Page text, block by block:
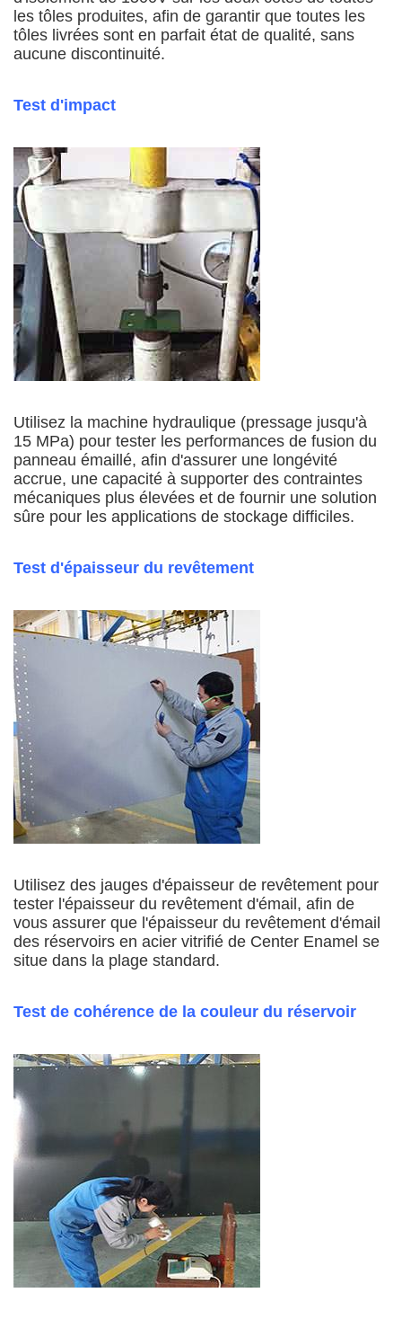
les tôles produites, afin de garantir que toutes les
tôles livrées sont en parfait état de qualité, sans
aucune discontinuité.
Test d'impact
Utilisez la machine hydraulique (pressage jusqu'à
15 MPa) pour tester les performances de fusion du
panneau émaillé, afin d'assurer une longévité
accrue, une capacité à supporter des contraintes
mécaniques plus élevées et de fournir une solution
sûre pour les applications de stockage difficiles.
Test d'épaisseur du revêtement
Utilisez des jauges d'épaisseur de revêtement pour
tester l'épaisseur du revêtement d'émail, afin de
vous assurer que l'épaisseur du revêtement d'émail
des réservoirs en acier vitrifié de Center Enamel se
situe dans la plage standard.
Test de cohérence de la couleur du réservoir